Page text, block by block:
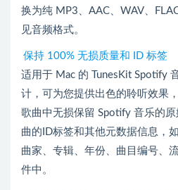
换为纯 MP3、AAC、WAV、
见音频格式。
保持 100% 无损质量和 ID 标签
适用于 Mac 的 TunesKit Spotify
计，可为您提供出色的聆听效果
歌曲中无损保留 Spotify 音乐的
曲的ID标签和其他元数据信息，
曲家、专辑、年份、曲目编号、
件中。